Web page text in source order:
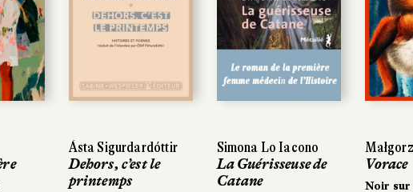
Ásta Sigurdardóttir
Dehors, c’est le
printemps
Simona Lo Iacono
La Guérisseuse de
Małgorzata Lebda
Vorace
Noir sur Blanc
Ásta Sigurdardóttir
Dehors, c’est le
printemps
Simona Lo Iacono
La Guérisseuse de
Małgorzata Lebda
Vorace
Noir sur Blanc